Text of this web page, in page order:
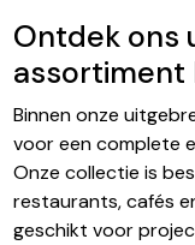
Ontdek ons
assortiment
Binnen onze
voor een complete
Onze collectie is
restaurants, cafés
geschikt voor